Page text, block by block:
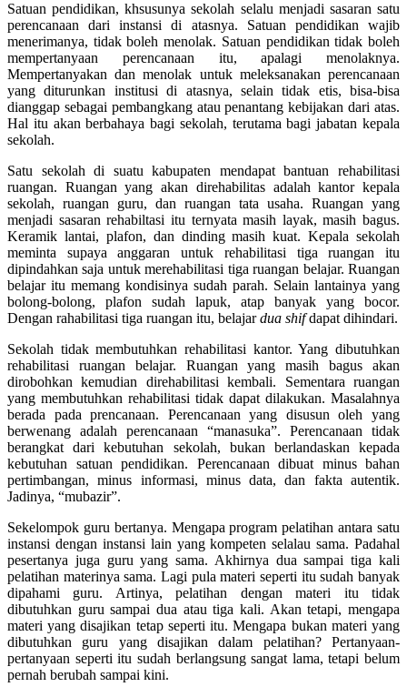
Satuan pendidikan, khsusunya sekolah selalu menjadi sasaran satu
perencanaan dari instansi di atasnya. Satuan pendidikan wajib
menerimanya, tidak boleh menolak. Satuan pendidikan tidak boleh
mempertanyaan perencanaan itu, apalagi menolaknya.
Mempertanyakan dan menolak untuk meleksanakan perencanaan
yang diturunkan institusi di atasnya, selain tidak etis, bisa-bisa
dianggap sebagai pembangkang atau penantang kebijakan dari atas.
Hal itu akan berbahaya bagi sekolah, terutama bagi jabatan kepala
sekolah.
Satu sekolah di suatu kabupaten mendapat bantuan rehabilitasi
ruangan. Ruangan yang akan direhabilitas adalah kantor kepala
sekolah, ruangan guru, dan ruangan tata usaha. Ruangan yang
menjadi sasaran rehabiltasi itu ternyata masih layak, masih bagus.
Keramik lantai, plafon, dan dinding masih kuat. Kepala sekolah
meminta supaya anggaran untuk rehabilitasi tiga ruangan itu
dipindahkan saja untuk merehabilitasi tiga ruangan belajar. Ruangan
belajar itu memang kondisinya sudah parah. Selain lantainya yang
bolong-bolong, plafon sudah lapuk, atap banyak yang bocor.
Dengan rahabilitasi tiga ruangan itu, belajardua shifdapat dihindari.
Sekolah tidak membutuhkan rehabilitasi kantor. Yang dibutuhkan
rehabilitasi ruangan belajar. Ruangan yang masih bagus akan
dirobohkan kemudian direhabilitasi kembali. Sementara ruangan
yang membutuhkan rehabilitasi tidak dapat dilakukan. Masalahnya
berada pada prencanaan. Perencanaan yang disusun oleh yang
berwenang adalah perencanaan “manasuka”. Perencanaan tidak
berangkat dari kebutuhan sekolah, bukan berlandaskan kepada
kebutuhan satuan pendidikan. Perencanaan dibuat minus bahan
pertimbangan, minus informasi, minus data, dan fakta autentik.
Jadinya, “mubazir”.
Sekelompok guru bertanya. Mengapa program pelatihan antara satu
instansi dengan instansi lain yang kompeten selalau sama. Padahal
pesertanya juga guru yang sama. Akhirnya dua sampai tiga kali
pelatihan materinya sama. Lagi pula materi seperti itu sudah banyak
dipahami guru. Artinya, pelatihan dengan materi itu tidak
dibutuhkan guru sampai dua atau tiga kali. Akan tetapi, mengapa
materi yang disajikan tetap seperti itu. Mengapa bukan materi yang
dibutuhkan guru yang disajikan dalam pelatihan? Pertanyaan-
pertanyaan seperti itu sudah berlangsung sangat lama, tetapi belum
pernah berubah sampai kini.